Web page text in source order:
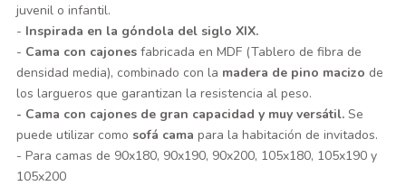
juvenil o infantil.
- Inspirada en la góndola del siglo XIX.
- Cama con cajones fabricada en MDF (Tablero de fibra de
densidad media), combinado con la madera de pino macizo de
los largueros que garantizan la resistencia al peso.
- Cama con cajones de gran capacidad y muy versátil. Se
puede utilizar como sofá cama para la habitación de invitados.
- Para camas de 90x180, 90x190, 90x200, 105x180, 105x190 y
105x200